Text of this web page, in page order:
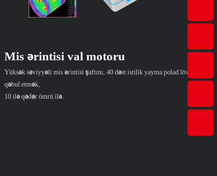
Mis ərintisi val motoru
Yüksək səviyyəli mis ərintisi şaftını, 40 dəst istilik yayma polad lövhələrini
qəbul etmək,
10 ilə qədər ömrü ilə.